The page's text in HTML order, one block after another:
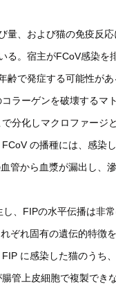
量、および猫の免疫反
る。宿主がFCoV感染
齢で発症する可能性が
ラーゲンを破壊するマ
分化しマクロファージ
の播種には、感染
管から血漿が漏出し、
、FIPの水平伝播は非
ぞれ固有の遺伝的特徴
に感染した猫のうち
管上皮細胞で複製でき